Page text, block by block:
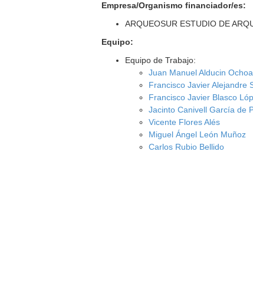
Empresa/Organismo financiador/es:
ARQUEOSUR ESTUDIO DE
Equipo:
Equipo de Trabajo:
Juan Manuel Alducin Ochoa
Francisco Javier Alejandre
Francisco Javier Blasco
Jacinto Canivell García de
Vicente Flores Alés
Miguel Ángel León Muñoz
Carlos Rubio Bellido